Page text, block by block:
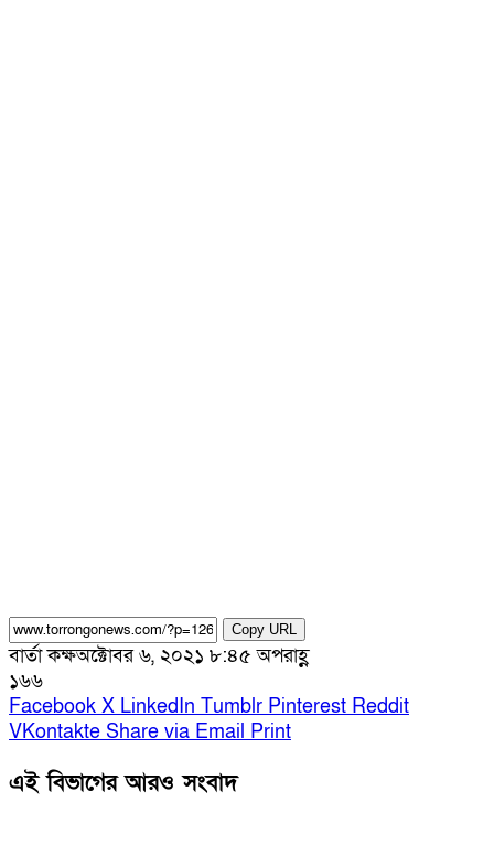
Copy URL
বার্তা কক্ষঅক্টোবর ৬, ২০২১ ৮:৪৫ অপরাহ্ণ
১৬৬
Facebook X LinkedIn Tumblr Pinterest Reddit
VKontakte Share via Email Print
এই বিভাগের আরও সংবাদ